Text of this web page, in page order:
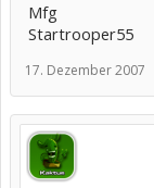
Mfg
Startrooper55
17. Dezember 2007